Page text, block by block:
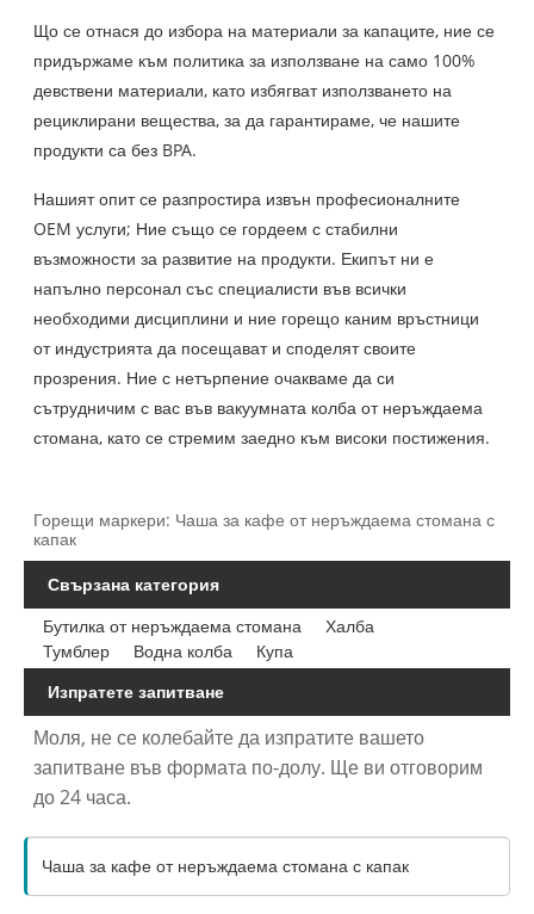
Що се отнася до избора на материали за капаците, ние се
придържаме към политика за използване на само 100%
девствени материали, като избягват използването на
рециклирани вещества, за да гарантираме, че нашите
продукти са без BPA.
Нашият опит се разпростира извън професионалните
OEM услуги; Ние също се гордеем с стабилни
възможности за развитие на продукти. Екипът ни е
напълно персонал със специалисти във всички
необходими дисциплини и ние горещо каним връстници
от индустрията да посещават и споделят своите
прозрения. Ние с нетърпение очакваме да си
сътрудничим с вас във вакуумната колба от неръждаема
стомана, като се стремим заедно към високи постижения.
Горещи маркери: Чаша за кафе от неръждаема стомана с
капак
Свързана категория
Бутилка от неръждаема стомана
Халба
Тумблер
Водна колба
Купа
Изпратете запитване
Моля, не се колебайте да изпратите вашето
запитване във формата по-долу. Ще ви отговорим
до 24 часа.